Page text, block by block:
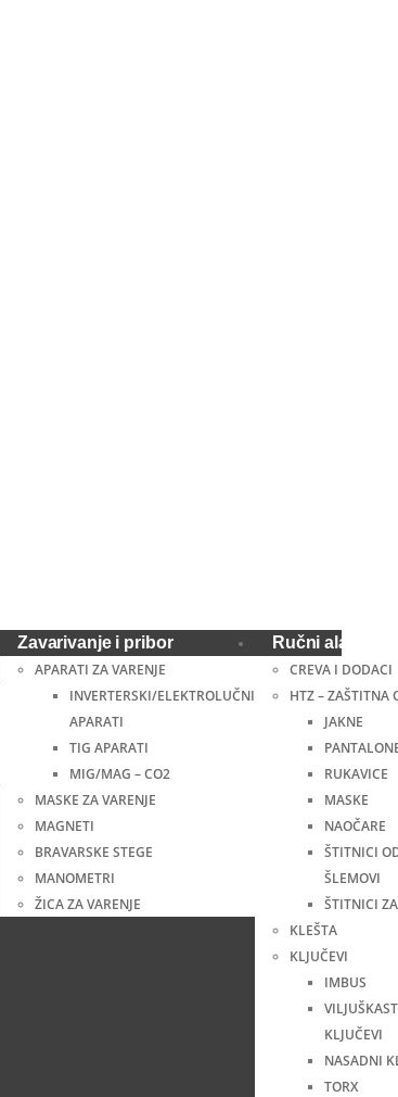
Zavarivanje i pribor
APARATI ZA VARENJE
INVERTERSKI/ELEKTROLUČNI
APARATI
TIG APARATI
MIG/MAG – CO2
MASKE ZA VARENJE
MAGNETI
BRAVARSKE STEGE
MANOMETRI
ŽICA ZA VARENJE
Ručni alat i
CREVA I DODACI
HTZ – ZAŠTITNA
JAKNE
RUKAVICE
MASKE
NAOČARE
ŠTITNICI
ŠLEMOVI
ŠTITNICI
KLEŠTA
KLJUČEVI
IMBUS
KLJUČEVI
NASADNI
TORX